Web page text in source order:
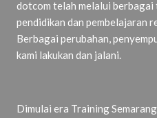
dotcom telah melalui
pendidikan dan pembelajaran
Berbagai perubahan,
kami lakukan dan jalani.
Dimulai era Training